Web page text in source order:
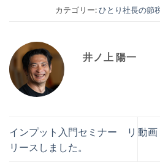
カテゴリー:ひとり社長の節
井ノ上 陽一
インプット入門セミナー リ
リースしました。
動